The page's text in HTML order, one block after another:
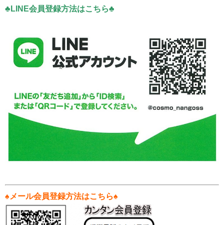
♣LINE会員登録方法はこちら♣
♠メール会員登録方法はこちら♠